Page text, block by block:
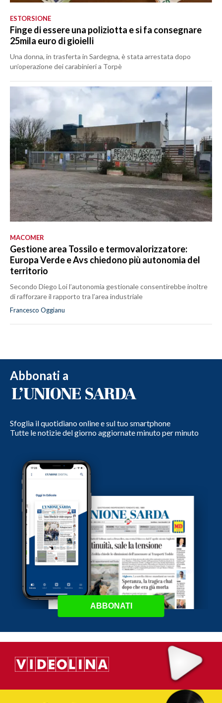
ESTORSIONE
Finge di essere una poliziotta e si fa consegnare
25mila euro di gioielli
Una donna, in trasferta in Sardegna, è stata arrestata dopo
un’operazione dei carabinieri a Torpè
MACOMER
Gestione area Tossilo e termovalorizzatore:
Europa Verde e Avs chiedono più autonomia del
territorio
Secondo Diego Loi l’autonomia gestionale consentirebbe inoltre
di rafforzare il rapporto tra l’area industriale
Francesco Oggianu
Abbonati a
Sfoglia il quotidiano online e sul tuo smartphone
Tutte le notizie del giorno aggiornate minuto per minuto
ABBONATI